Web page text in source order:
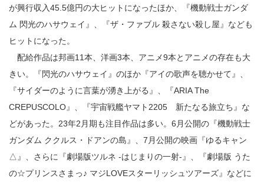
が興行収入45.5億円の大ヒットになったほか、『機動戦士ガンダ
ム 閃光のハサウェイ』、『ザ・ファブル 殺さない殺し屋』なども
ヒットになった。
配給作品は邦画11本、洋画3本、アニメ9本とアニメの存在も大
きい。『閃光のハサウェイ』のほか『アイの歌声を聴かせて』、
『サイダーのように言葉が湧き上がる』、『ARIA The
CREPUSCOLO』、『宇宙戦艦ヤマト2205 新たなる旅立ち』な
どがあった。23年2月期も注目作品は多い。6月公開の『機動戦士
ガンダム ククルス・ドアンの島』、7月公開の映画『ゆるキャン
△』、さらに『劇場版ツルネ ‐はじまりの一射‐』、『劇場版 うた
の☆プリンスさまっ♪ マジLOVEスターリッシュツアーズ』などに